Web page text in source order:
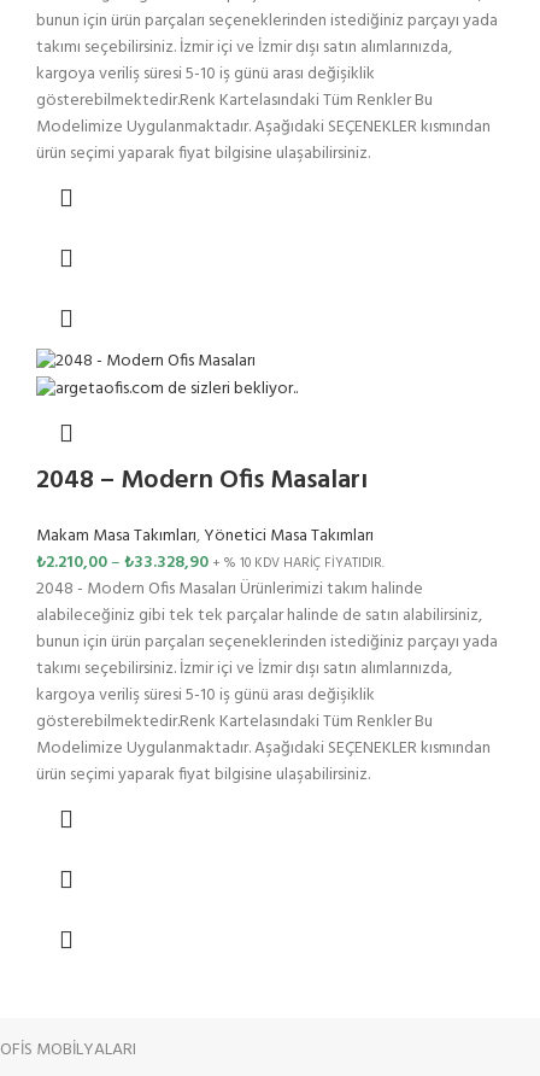
bunun için ürün parçaları seçeneklerinden istediğiniz parçayı yada
takımı seçebilirsiniz. İzmir içi ve İzmir dışı satın alımlarınızda,
kargoya veriliş süresi 5-10 iş günü arası değişiklik
gösterebilmektedir.Renk Kartelasındaki Tüm Renkler Bu
Modelimize Uygulanmaktadır. Aşağıdaki SEÇENEKLER kısmından
ürün seçimi yaparak fiyat bilgisine ulaşabilirsiniz.
2048 – Modern Ofis Masaları
Makam Masa Takımları,Yönetici Masa Takımları
₺2.210,00–₺33.328,90 + % 10 KDV HARİÇ FİYATIDIR.
2048 - Modern Ofis Masaları Ürünlerimizi takım halinde
alabileceğiniz gibi tek tek parçalar halinde de satın alabilirsiniz,
bunun için ürün parçaları seçeneklerinden istediğiniz parçayı yada
takımı seçebilirsiniz. İzmir içi ve İzmir dışı satın alımlarınızda,
kargoya veriliş süresi 5-10 iş günü arası değişiklik
gösterebilmektedir.Renk Kartelasındaki Tüm Renkler Bu
Modelimize Uygulanmaktadır. Aşağıdaki SEÇENEKLER kısmından
ürün seçimi yaparak fiyat bilgisine ulaşabilirsiniz.
OFİS MOBİLYALARI